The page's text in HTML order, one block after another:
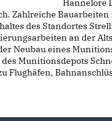
Hannelore
Zahlreiche
des Standortes
an der
Neubau eines
Munitionsdepots
Flughäfen,